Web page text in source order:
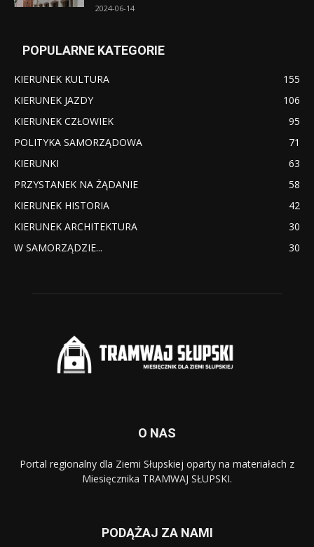
2024-06-14
POPULARNE KATEGORIE
KIERUNEK KULTURA
155
KIERUNEK JAZDY
106
KIERUNEK CZŁOWIEK
95
POLITYKA SAMORZĄDOWA
71
KIERUNKI
63
PRZYSTANEK NA ŻĄDANIE
58
KIERUNEK HISTORIA
42
KIERUNEK ARCHITEKTURA
30
W SAMORZĄDZIE...
30
O NAS
Portal regionalny dla Ziemi Słupskiej oparty na materiałach z
Miesięcznika TRAMWAJ SŁUPSKI.
PODĄŻAJ ZA NAMI